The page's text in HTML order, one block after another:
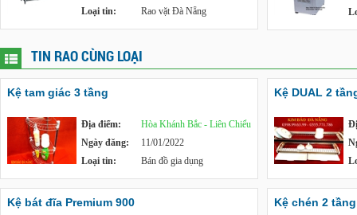
Loại tin:
Rao vặt Đà Nẵng
TIN RAO CÙNG LOẠI
Kệ tam giác 3 tầng
Địa điểm:
Hòa Khánh Bắc - Liên Chiểu
Ngày đăng:
11/01/2022
Loại tin:
Bán đồ gia dụng
Kệ DUAL 2
Kệ bát đĩa Premium 900 Kệ chén 2